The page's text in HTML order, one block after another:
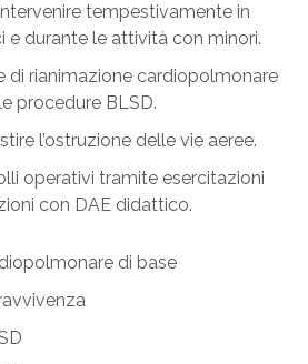
tempestivamente in
e durante le attività con minori.
di rianimazione cardiopolmonare
procedure BLSD.
l’ostruzione delle vie aeree.
operativi tramite esercitazioni
con DAE didattico.
di base